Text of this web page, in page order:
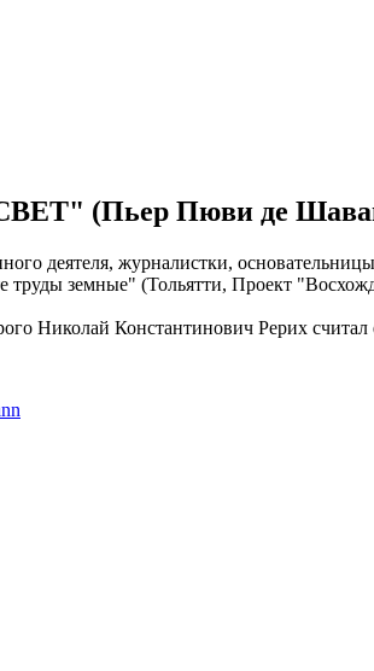
(Пьер Пюви де
деятеля, журналистки,
земные" (Тольятти, Проект
Николай Константинович Рерих